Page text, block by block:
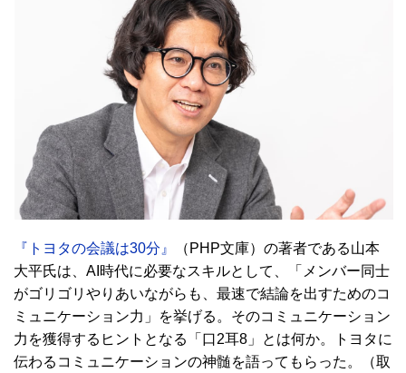
『トヨタの会議は30分』
（PHP文庫）の著者である山本
大平氏は、AI時代に必要なスキルとして、「メンバー同士
がゴリゴリやりあいながらも、最速で結論を出すためのコ
ミュニケーション力」を挙げる。そのコミュニケーション
力を獲得するヒントとなる「口2耳8」とは何か。トヨタに
伝わるコミュニケーションの神髄を語ってもらった。（取